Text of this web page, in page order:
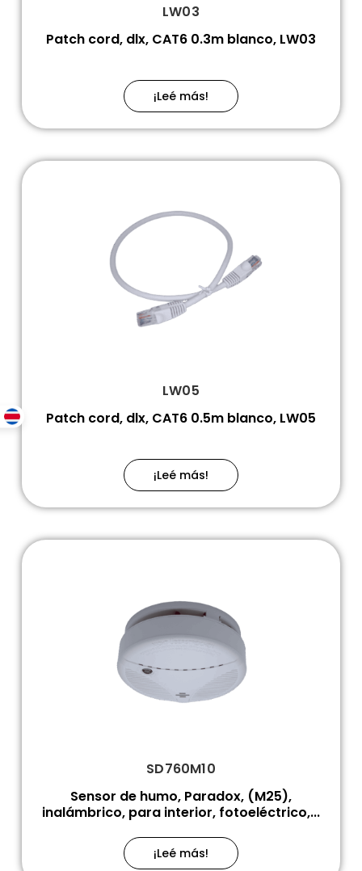
LW03
Patch cord, dlx, CAT6 0.3m blanco, LW03
¡Leé más!
LW05
Patch cord, dlx, CAT6 0.5m blanco, LW05
¡Leé más!
SD760M10
Sensor de humo, Paradox, (M25),
inalámbrico, para interior, fotoeléctrico,...
¡Leé más!